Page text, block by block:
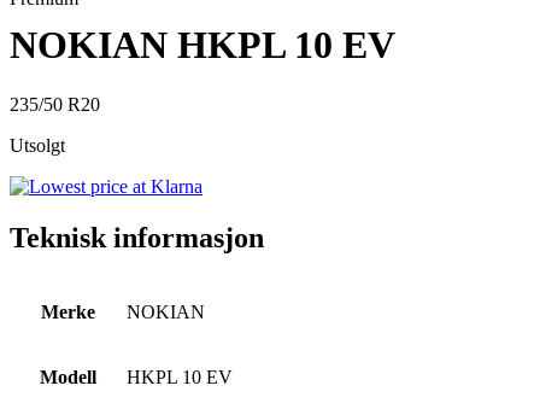
NOKIAN HKPL 10 EV
235/50 R20
Utsolgt
Teknisk informasjon
Merke NOKIAN
Modell HKPL 10 EV